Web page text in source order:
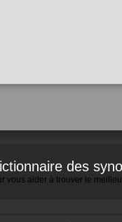
des
vous aider à trouver le